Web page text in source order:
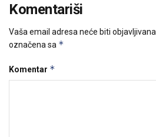
Komentariši
Vaša email adresa neće biti objavljivana.
označena sa *
Komentar *